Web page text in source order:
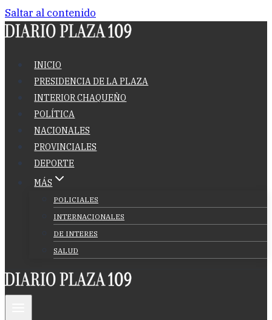
Saltar al contenido
INICIO
PRESIDENCIA DE LA PLAZA
INTERIOR CHAQUEÑO
POLÍTICA
NACIONALES
PROVINCIALES
DEPORTE
MÁS
POLICIALES
INTERNACIONALES
DE INTERES
SALUD